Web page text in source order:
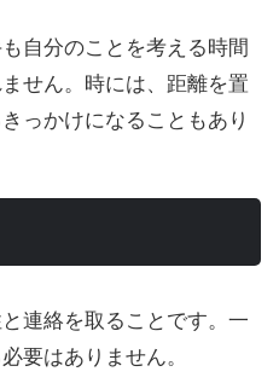
自分のことを考える時間
せん。時には、距離を置
っかけになることもあり
連絡を取ることです。一
要はありません。